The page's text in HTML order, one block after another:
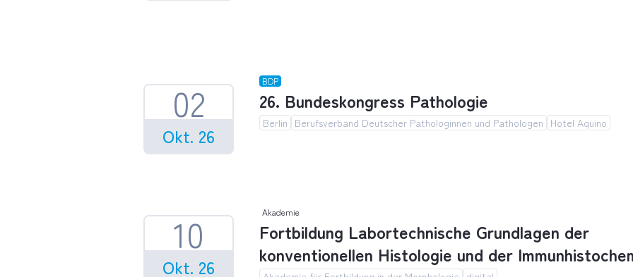
02
Okt. 26
BDP
26. Bundeskongress Pathologie
Berlin Berufsverband Deutscher Pathologinnen und Pathologen Hotel Aquino
10
Okt. 26
Akademie
Fortbildung Labortechnische Grundlagen der
konventionellen Histologie und der